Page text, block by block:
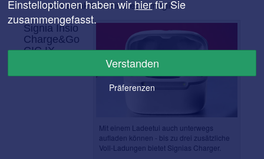
besonders attraktiven Einstieg ermöglicht.
Mit einem Ladeetui auch unterwegs
aufladen können - bis zu drei zusätzliche
Voll-Ladungen bietet Signias Charger.
Signia Insio
Charge&Go
CIC IX –
Einstelloptionen haben wirhierfür Sie
zusammengefasst.
Verstanden
Präferenzen